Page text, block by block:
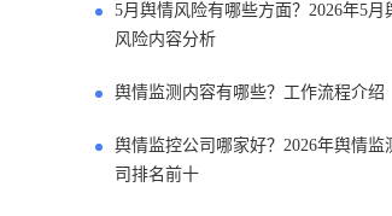
5月舆情风险有哪些方面？2026年5月
风险内容分析
舆情监测内容有哪些？工作流程介绍
舆情监控公司哪家好？2026年舆情监
司排名前十